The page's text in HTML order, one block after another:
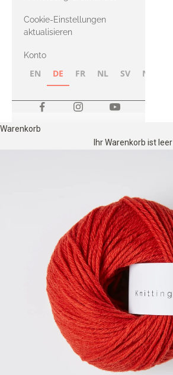
Cookie-Einstellungen
aktualisieren
Konto
EN DE FR NL SV NB
Warenkorb
Ihr Warenkorb ist leer